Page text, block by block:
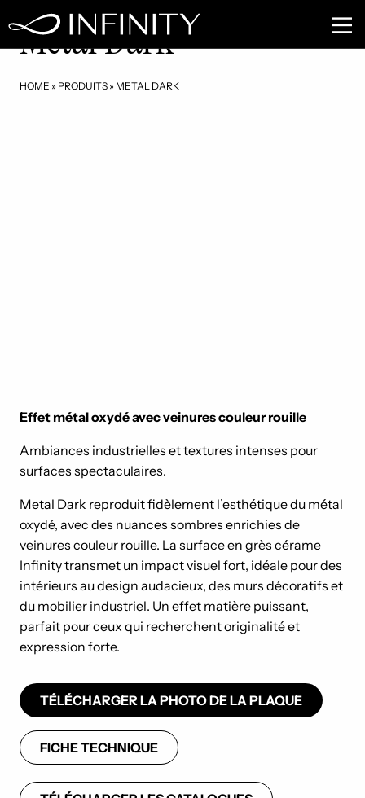
HOME » PRODUITS » METAL DARK
ME02
Metal Dark
Effet métal oxydé avec veinures couleur rouille
Ambiances industrielles et textures intenses pour
surfaces spectaculaires.
Metal Dark reproduit fidèlement l’esthétique du métal
oxydé, avec des nuances sombres enrichies de
veinures couleur rouille. La surface en grès cérame
Infinity transmet un impact visuel fort, idéale pour des
intérieurs au design audacieux, des murs décoratifs et
du mobilier industriel. Un effet matière puissant,
parfait pour ceux qui recherchent originalité et
expression forte.
TÉLÉCHARGER LA PHOTO DE LA PLAQUE
FICHE TECHNIQUE